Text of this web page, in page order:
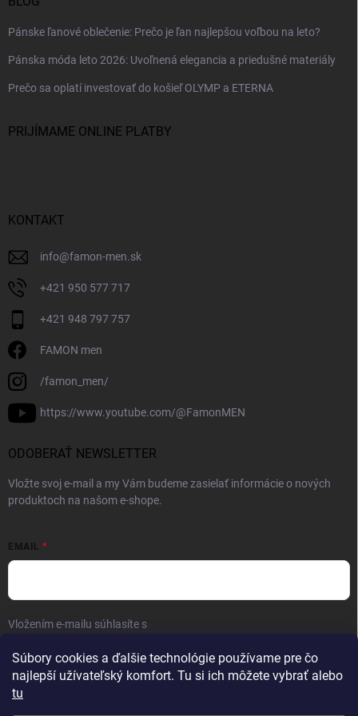
Súbory cookies a ďalšie technológie používame pre čo
najlepší užívateľský komfort. Tu si ich môžete vybrať alebo
tu
Pánske ľanové oblečenie: Prečo je ľan najlepšou voľbou na leto?
Pánska móda leto 2026: Uvoľnená elegancia a priedušné materiály
Prečo sa oplatí investovať do košieľ OLYMP a ETERNA
PRIJÍMAME ONLINE PLATBY
KONTAKT
info@famon-men.sk
+421 950 577 717
+421 948 797 757
FAMON men
/famon_men/
https://www.youtube.com/@FamonMEN
ODOBERAŤ NEWSLETTER
Vložte svoj e-mail a my Vám budeme zasielať informácie o nových
produktoch na našom e-shope.
EMAIL
Vložením e-mailu súhlasíte s
Prihlásiť sa